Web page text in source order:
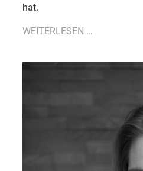
hat.
WEITERLESEN …
MÄRZ